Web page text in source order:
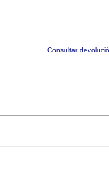
Consultar